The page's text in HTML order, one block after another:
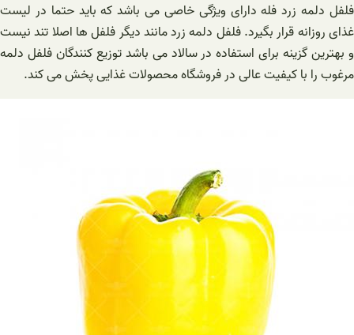
فلفل دلمه زرد فله دارای ویژگی خاصی می باشد که باید حتما در لیست
غذای روزانه قرار بگیرد. فلفل دلمه‌ زرد مانند دیگر فلفل ها اصلا تند نیست
و بهترین گزینه برای استفاده در سالاد می باشد توزیع کنندگان فلفل دلمه
مرغوب را با کیفیت عالی در فروشگاه محصولات غذایی پخش می کند.